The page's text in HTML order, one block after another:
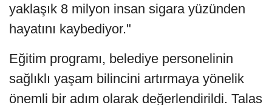
yaklaşık 8 milyon insan sigara yüzünden
hayatını kaybediyor."
Eğitim programı, belediye personelinin
sağlıklı yaşam bilincini artırmaya yönelik
önemli bir adım olarak değerlendirildi. Talas